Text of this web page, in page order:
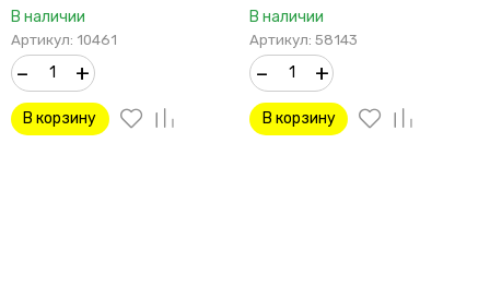
В наличии
Артикул: 10461
– +
В корзину
В наличии
Артикул: 58143
– +
В корзину